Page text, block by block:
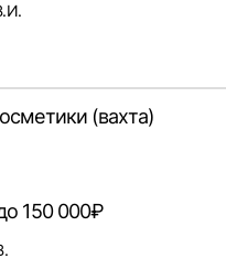
Войти с VK
(вахта)
150 000₽